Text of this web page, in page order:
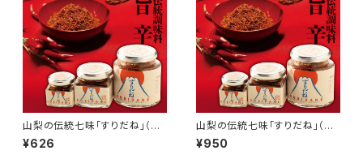
山梨の伝統七味「すりだね」（小）
20グラム｜ご飯のお供｜お取り
寄せ ｜お取り寄せグルメ｜万能
¥626
山梨の伝統七味「すりだね」（大）
40グラム｜ご飯のお供｜お取り
寄せ ｜お取り寄せグルメ｜万能
¥950